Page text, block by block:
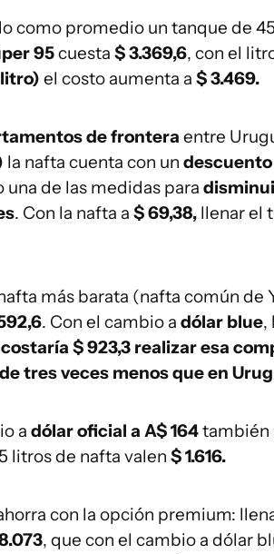
como promedio un tanque de
95cuesta $ 3.369,6, con el
litro) el costo aumenta a $ 3.469.
de frontera entre
la nafta cuenta con un
una de las medidas para
. Con la nafta a $ 69,38, llenar el
más barata (nafta común de
. Con el cambio a dólar blue,
$ 923,3 realizar esa
tres veces menos que en
a dólar oficial a A$ 164también
litros de nafta valen $ 1.616.
con la opción premium:
, que con el cambio a dólar